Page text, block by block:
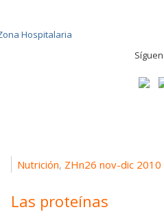
Nutrición, ZHn26 nov-dic 2010
Las proteínas